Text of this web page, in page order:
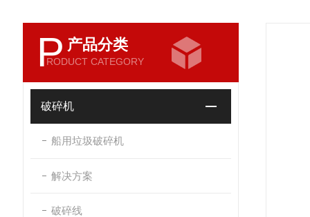
P 产品分类
RODUCT CATEGORY
破碎机
船用垃圾破碎机
解决方案
破碎线